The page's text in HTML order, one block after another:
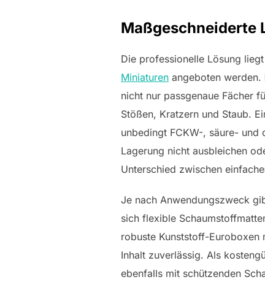
Maßgeschneiderte
Die professionelle Lösung
Miniaturen angeboten werden.
nicht nur passgenaue Fächer
Stößen, Kratzern und Staub.
unbedingt FCKW-, säure-
Lagerung nicht ausbleichen
Unterschied zwischen
Je nach Anwendungszweck
sich flexible
robuste Kunststoff-Euroboxen
Inhalt zuverlässig. Als
ebenfalls mit schützenden